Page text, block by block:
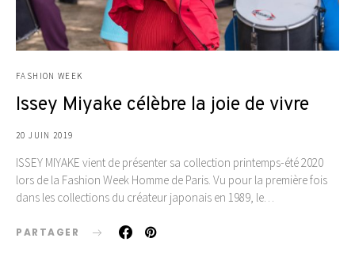
FASHION WEEK
Issey Miyake célèbre la joie de vivre
20 JUIN 2019
ISSEY MIYAKE vient de présenter sa collection printemps-été 2020
lors de la Fashion Week Homme de Paris. Vu pour la première fois
dans les collections du créateur japonais en 1989, le…
PARTAGER